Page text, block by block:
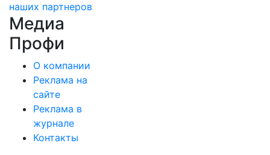
наших партнеров
Медиа
Профи
О компании
Реклама на
сайте
Реклама в
журнале
Контакты